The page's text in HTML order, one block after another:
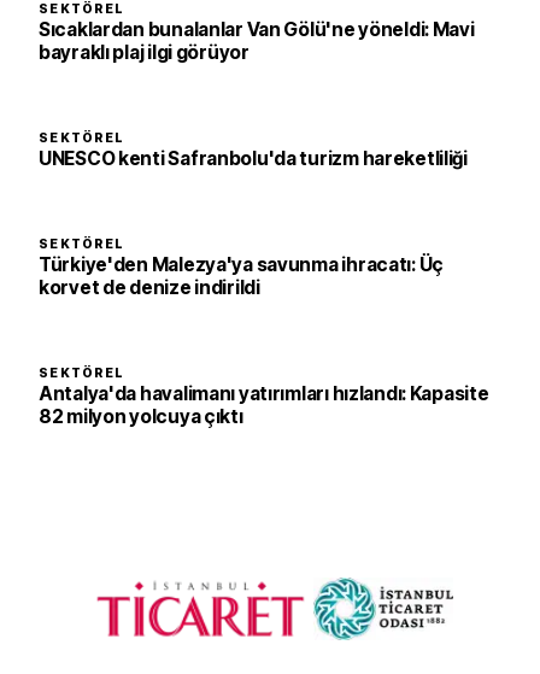
SEKTÖREL
Sıcaklardan bunalanlar Van Gölü'ne yöneldi: Mavi
bayraklı plaj ilgi görüyor
SEKTÖREL
UNESCO kenti Safranbolu'da turizm hareketliliği
SEKTÖREL
Türkiye'den Malezya'ya savunma ihracatı: Üç
korvet de denize indirildi
SEKTÖREL
Antalya'da havalimanı yatırımları hızlandı: Kapasite
82 milyon yolcuya çıktı